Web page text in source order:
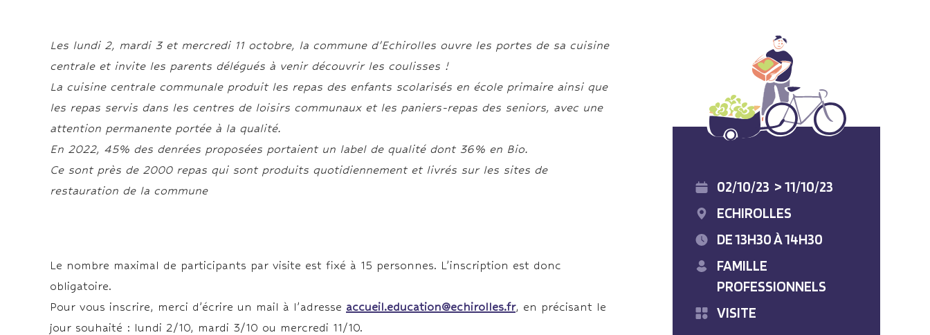
Les lundi 2, mardi 3 et mercredi 11 octobre, la commune d’Echirolles ouvre les portes de sa cuisine
centrale et invite les parents délégués à venir découvrir les coulisses !
La cuisine centrale communale produit les repas des enfants scolarisés en école primaire ainsi que
les repas servis dans les centres de loisirs communaux et les paniers-repas des seniors, avec une
attention permanente portée à la qualité.
En 2022, 45% des denrées proposées portaient un label de qualité dont 36% en Bio.
Ce sont près de 2000 repas qui sont produits quotidiennement et livrés sur les sites de
restauration de la commune
Le nombre maximal de participants par visite est fixé à 15 personnes. L’inscription est donc
obligatoire.
Pour vous inscrire, merci d’écrire un mail à l’adresse accueil.education@echirolles.fr, en précisant le
jour souhaité : lundi 2/10, mardi 3/10 ou mercredi 11/10.
02/10/23 > 11/10/23
ECHIROLLES
DE 13H30 À 14H30
FAMILLE
PROFESSIONNELS
VISITE